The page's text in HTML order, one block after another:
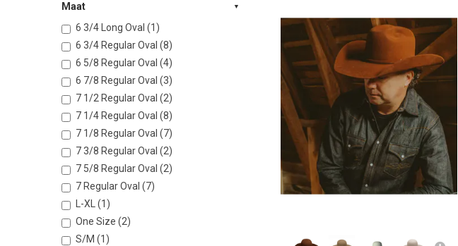
Maat
6 3/4 Long Oval (1)
6 3/4 Regular Oval (8)
6 5/8 Regular Oval (4)
6 7/8 Regular Oval (3)
7 1/2 Regular Oval (2)
7 1/4 Regular Oval (8)
7 1/8 Regular Oval (7)
7 3/8 Regular Oval (2)
7 5/8 Regular Oval (2)
7 Regular Oval (7)
L-XL (1)
One Size (2)
S/M (1)